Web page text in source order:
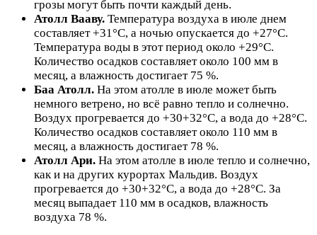
грозы могут быть почти каждый день.
Атолл Вааву. Температура воздуха в июле днем
составляет +31°C, а ночью опускается до +27°C.
Температура воды в этот период около +29°C.
Количество осадков составляет около 100 мм в
месяц, а влажность достигает 75 %.
Баа Атолл. На этом атолле в июле может быть
немного ветрено, но всё равно тепло и солнечно.
Воздух прогревается до +30+32°C, а вода до +28°C.
Количество осадков составляет около 110 мм в
месяц, а влажность достигает 78 %.
Атолл Ари. На этом атолле в июле тепло и солнечно,
как и на других курортах Мальдив. Воздух
прогревается до +30+32°C, а вода до +28°C. За
месяц выпадает 110 мм в осадков, влажность
воздуха 78 %.